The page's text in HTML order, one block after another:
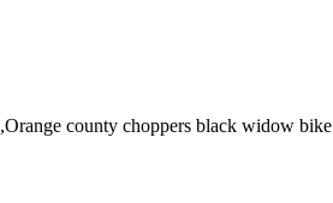
county choppers black widow bike